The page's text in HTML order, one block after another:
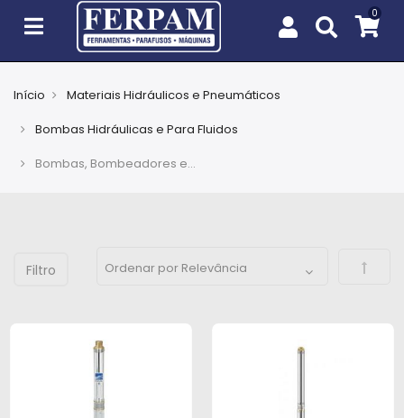
Casa
Ferramentas
Início
Materiais Hidráulicos e Pneumáticos
Bombas Hidráulicas e Para Fluidos
Bombas, Bombeadores e Motobombas